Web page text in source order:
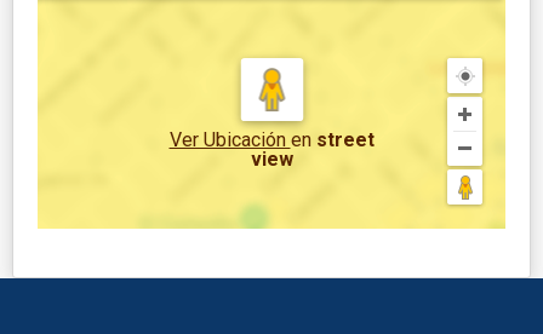
Ver Ubicación en street
view